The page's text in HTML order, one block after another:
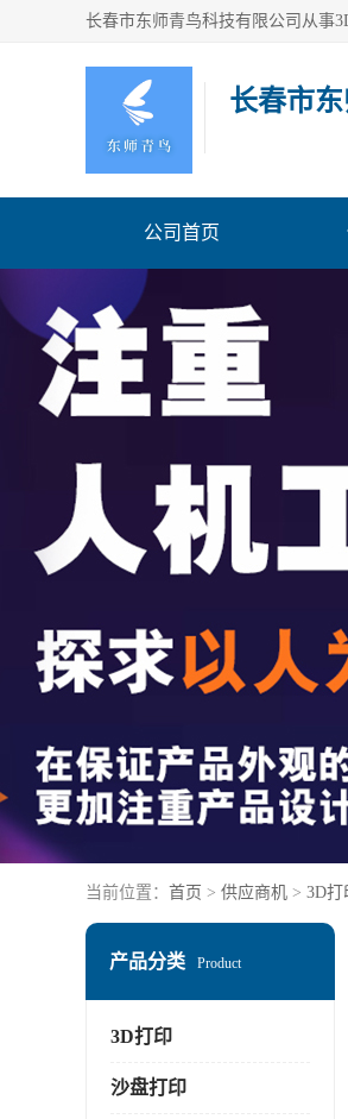
长春市
公司首页
当前位置： 首页 > 供应商机 > 3D打
产品分类 Product
3D打印
沙盘打印